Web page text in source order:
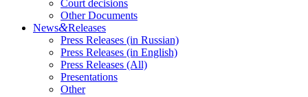
Court decisions
Other Documents
News&Releases
Press Releases (in Russian)
Press Releases (in English)
Press Releases (All)
Presentations
Other